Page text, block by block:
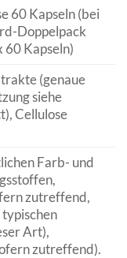
60 Kapseln (bei
Doppelpack
60 Kapseln)
(genaue
siehe
Cellulose
Farb- und
zutreffend,
Art),
zutreffend).